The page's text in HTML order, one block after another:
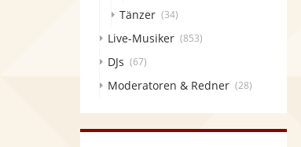
Tänzer (34)
Live-Musiker (853)
DJs (67)
Moderatoren & Redner (28)